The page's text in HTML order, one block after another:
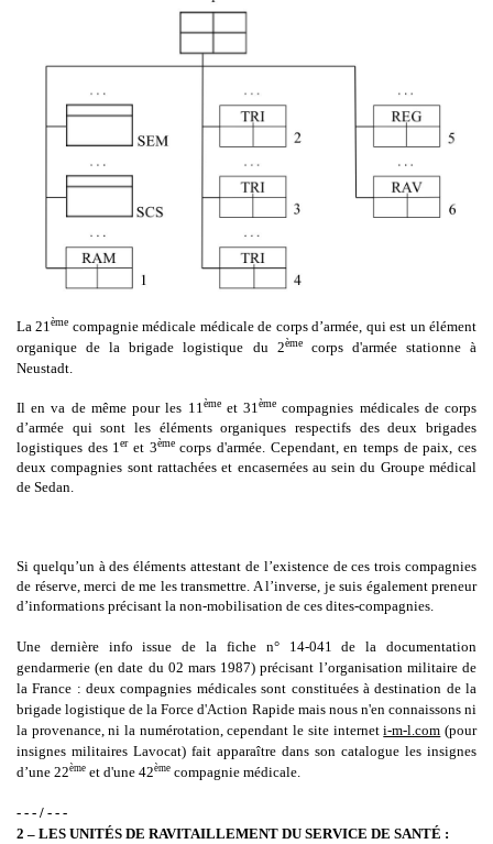
La 21ème compagnie médicale médicale de corps d’armée, qui est un élément
organique de la brigade logistique du 2èmecorps d'armée stationne à
Neustadt.
Il en va de même pour les 11 èmeet 31ème compagnies médicales de corps
d’armée qui sont les éléments organiques respectifs des deux brigades
logistiques des 1eret 3èmecorps d'armée. Cependant, en temps de paix, ces
deux compagnies sont rattachées et encasernées au sein du Groupe médical
de Sedan.
Si quelqu’un à des éléments attestant de l’existence de ces trois compagnies
de réserve, merci de me les transmettre. A l’inverse, je suis également preneur
d’informations précisant la non-mobilisation de ces dites-compagnies.
Une dernière info issue de la fiche n° 14-041 de la documentation
gendarmerie (en date du 02 mars 1987) précisant l’organisation militaire de
la France : deux compagnies médicales sont constituées à destination de la
brigade logistique de la Force d'Action Rapide mais nous n'en connaissons ni
la provenance, ni la numérotation, cependant le site interneti-m-l.com (pour
insignes militaires Lavocat) fait apparaître dans son catalogue les insignes
d’une 22ème et d'une 42ème compagnie médicale.
- - - / - - -
2 – LES UNITÉS DE RAVITAILLEMENT DU SERVICE DE SANTÉ :